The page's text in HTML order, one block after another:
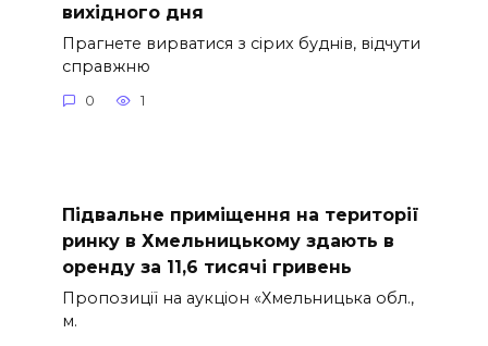
вихідного дня
Прагнете вирватися з сірих буднів, відчути
справжню
0 1
Підвальне приміщення на території
ринку в Хмельницькому здають в
оренду за 11,6 тисячі гривень
Пропозиції на аукціон «Хмельницька обл.,
м.